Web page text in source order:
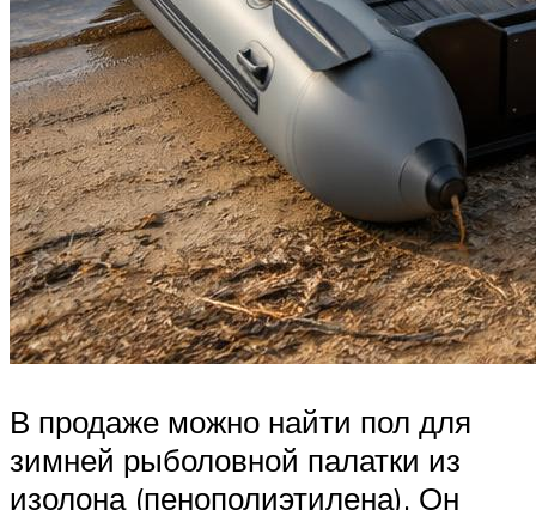
В продаже можно найти пол для
зимней рыболовной палатки из
изолона (пенополиэтилена). Он